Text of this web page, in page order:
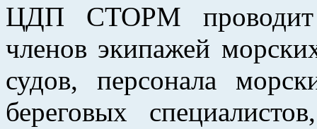
ЦДП СТОРМ проводит
членов экипажей
судов, персонала
береговых